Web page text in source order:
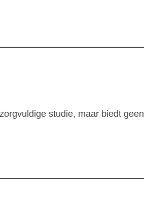
studie, maar biedt geen